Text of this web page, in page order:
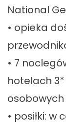
National
• opieka
• 7
hotelach
• posiłki: